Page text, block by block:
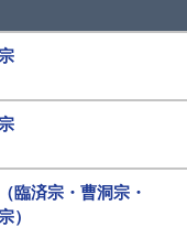
臨済宗・曹洞宗・
）